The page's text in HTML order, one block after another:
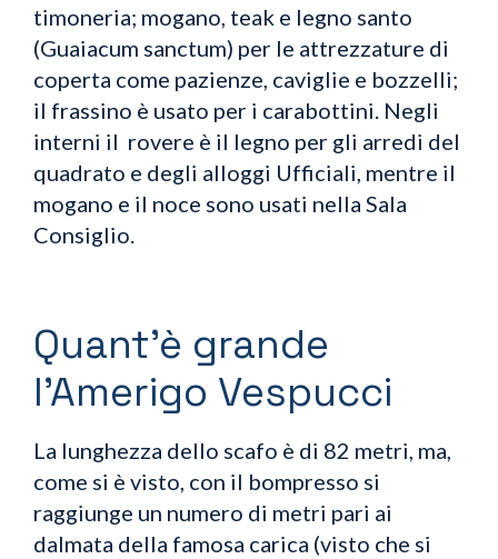
timoneria; mogano, teak e legno santo
(Guaiacum sanctum) per le attrezzature di
coperta come pazienze, caviglie e bozzelli;
il frassino è usato per i carabottini. Negli
interni il rovere è il legno per gli arredi del
quadrato e degli alloggi Ufficiali, mentre il
mogano e il noce sono usati nella Sala
Consiglio.
Quant’è grande
l’Amerigo Vespucci
La lunghezza dello scafo è di 82 metri, ma,
come si è visto, con il bompresso si
raggiunge un numero di metri pari ai
dalmata della famosa carica (visto che si